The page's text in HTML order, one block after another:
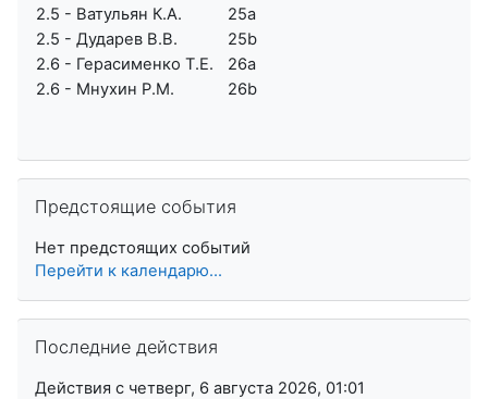
2.5 - Ватульян К.А.
25a
2.5 - Дударев В.В.
25b
2.6 - Герасименко Т.Е.
26a
2.6 - Мнухин Р.М.
26b
Предстоящие события
Нет предстоящих событий
Перейти к календарю...
Последние действия
Действия с четверг, 6 августа 2026, 01:01